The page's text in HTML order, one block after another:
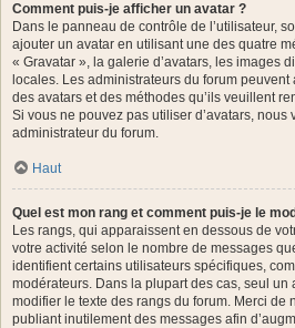
Comment puis-je afficher un avatar ?
Dans le panneau de contrôle de l’utilisateur,
ajouter un avatar en utilisant une des quatre
« Gravatar », la galerie d’avatars, les images
locales. Les administrateurs du forum
des avatars et des méthodes qu’ils veuillent
Si vous ne pouvez pas utiliser d’avatars, nous
administrateur du forum.
Haut
Quel est mon rang et comment puis-je le
Les rangs, qui apparaissent en dessous de
votre activité selon le nombre de messages
identifient certains utilisateurs spécifiques,
modérateurs. Dans la plupart des cas, seul un
modifier le texte des rangs du forum. Merci de
publiant inutilement des messages afin